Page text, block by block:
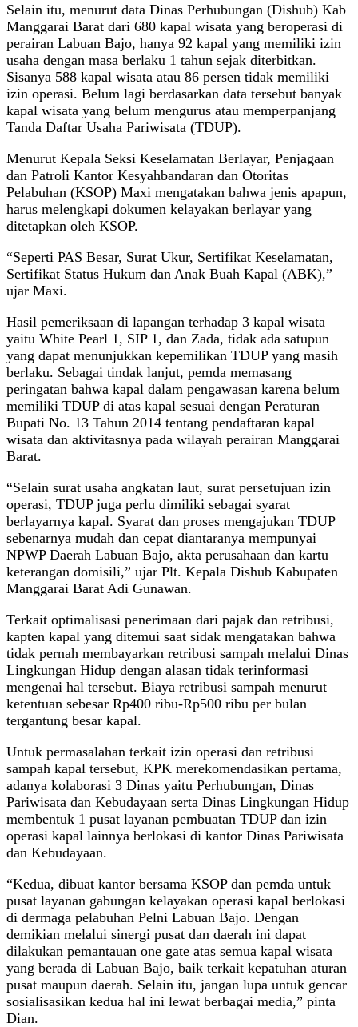
Selain itu, menurut data Dinas Perhubungan (Dishub) Kab
Manggarai Barat dari 680 kapal wisata yang beroperasi di
perairan Labuan Bajo, hanya 92 kapal yang memiliki izin
usaha dengan masa berlaku 1 tahun sejak diterbitkan.
Sisanya 588 kapal wisata atau 86 persen tidak memiliki
izin operasi. Belum lagi berdasarkan data tersebut banyak
kapal wisata yang belum mengurus atau memperpanjang
Tanda Daftar Usaha Pariwisata (TDUP).
Menurut Kepala Seksi Keselamatan Berlayar, Penjagaan
dan Patroli Kantor Kesyahbandaran dan Otoritas
Pelabuhan (KSOP) Maxi mengatakan bahwa jenis apapun,
harus melengkapi dokumen kelayakan berlayar yang
ditetapkan oleh KSOP.
“Seperti PAS Besar, Surat Ukur, Sertifikat Keselamatan,
Sertifikat Status Hukum dan Anak Buah Kapal (ABK),”
ujar Maxi.
Hasil pemeriksaan di lapangan terhadap 3 kapal wisata
yaitu White Pearl 1, SIP 1, dan Zada, tidak ada satupun
yang dapat menunjukkan kepemilikan TDUP yang masih
berlaku. Sebagai tindak lanjut, pemda memasang
peringatan bahwa kapal dalam pengawasan karena belum
memiliki TDUP di atas kapal sesuai dengan Peraturan
Bupati No. 13 Tahun 2014 tentang pendaftaran kapal
wisata dan aktivitasnya pada wilayah perairan Manggarai
Barat.
“Selain surat usaha angkatan laut, surat persetujuan izin
operasi, TDUP juga perlu dimiliki sebagai syarat
berlayarnya kapal. Syarat dan proses mengajukan TDUP
sebenarnya mudah dan cepat diantaranya mempunyai
NPWP Daerah Labuan Bajo, akta perusahaan dan kartu
keterangan domisili,” ujar Plt. Kepala Dishub Kabupaten
Manggarai Barat Adi Gunawan.
Terkait optimalisasi penerimaan dari pajak dan retribusi,
kapten kapal yang ditemui saat sidak mengatakan bahwa
tidak pernah membayarkan retribusi sampah melalui Dinas
Lingkungan Hidup dengan alasan tidak terinformasi
mengenai hal tersebut. Biaya retribusi sampah menurut
ketentuan sebesar Rp400 ribu-Rp500 ribu per bulan
tergantung besar kapal.
Untuk permasalahan terkait izin operasi dan retribusi
sampah kapal tersebut, KPK merekomendasikan pertama,
adanya kolaborasi 3 Dinas yaitu Perhubungan, Dinas
Pariwisata dan Kebudayaan serta Dinas Lingkungan Hidup
membentuk 1 pusat layanan pembuatan TDUP dan izin
operasi kapal lainnya berlokasi di kantor Dinas Pariwisata
dan Kebudayaan.
“Kedua, dibuat kantor bersama KSOP dan pemda untuk
pusat layanan gabungan kelayakan operasi kapal berlokasi
di dermaga pelabuhan Pelni Labuan Bajo. Dengan
demikian melalui sinergi pusat dan daerah ini dapat
dilakukan pemantauan one gate atas semua kapal wisata
yang berada di Labuan Bajo, baik terkait kepatuhan aturan
pusat maupun daerah. Selain itu, jangan lupa untuk gencar
sosialisasikan kedua hal ini lewat berbagai media,” pinta
Dian.